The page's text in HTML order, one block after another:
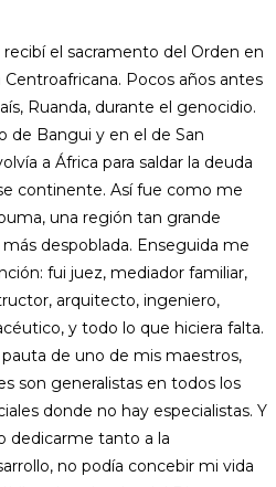
el sacramento del Orden en
Pocos años antes
Ruanda, durante el genocidio.
de Bangui y en el de San
a África para saldar la deuda
continente. Así fue como me
una región tan grande
despoblada. Enseguida me
fui juez, mediador familiar,
arquitecto, ingeniero,
y todo lo que hiciera falta.
de uno de mis maestros,
son generalistas en todos los
donde no hay especialistas. Y
dedicarme tanto a la
no podía concebir mi vida